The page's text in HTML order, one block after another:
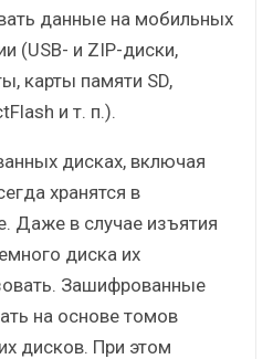
данные на мобильных
(USB- и ZIP-диски,
карты памяти SD,
и т. п.).
дисках, включая
хранятся в
Даже в случае изъятия
диска их
Зашифрованные
на основе томов
дисков. При этом